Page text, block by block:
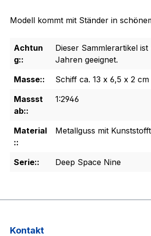
Modell kommt mit Ständer in
Achtun
g::
Dieser Sammlerartikel
Jahren geeignet.
Masse::
Schiff ca. 13 x 6,5 x 2 cm
Massst
ab::
1:2946
Material
::
Metallguss mit
Serie:: Deep Space Nine
Kontakt